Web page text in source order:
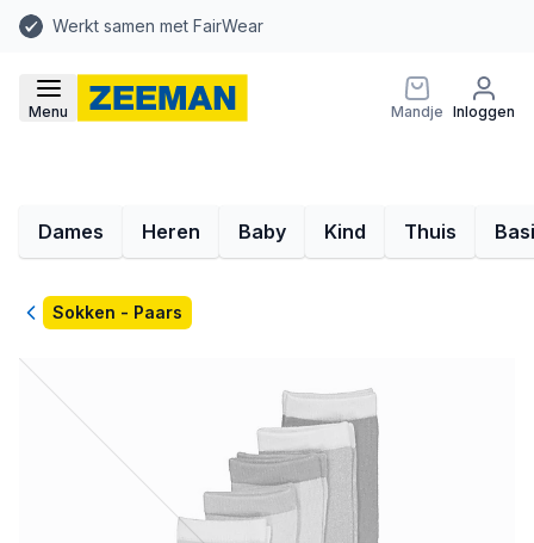
Werkt samen met FairWear
Menu Mandje Inloggen
Dames Heren Baby Kind Thuis
TerugSokken - Paars